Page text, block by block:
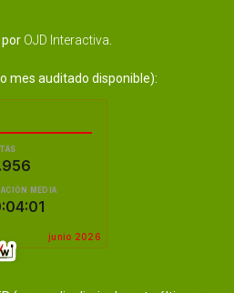
por OJD Interactiva
mes auditado disponible):